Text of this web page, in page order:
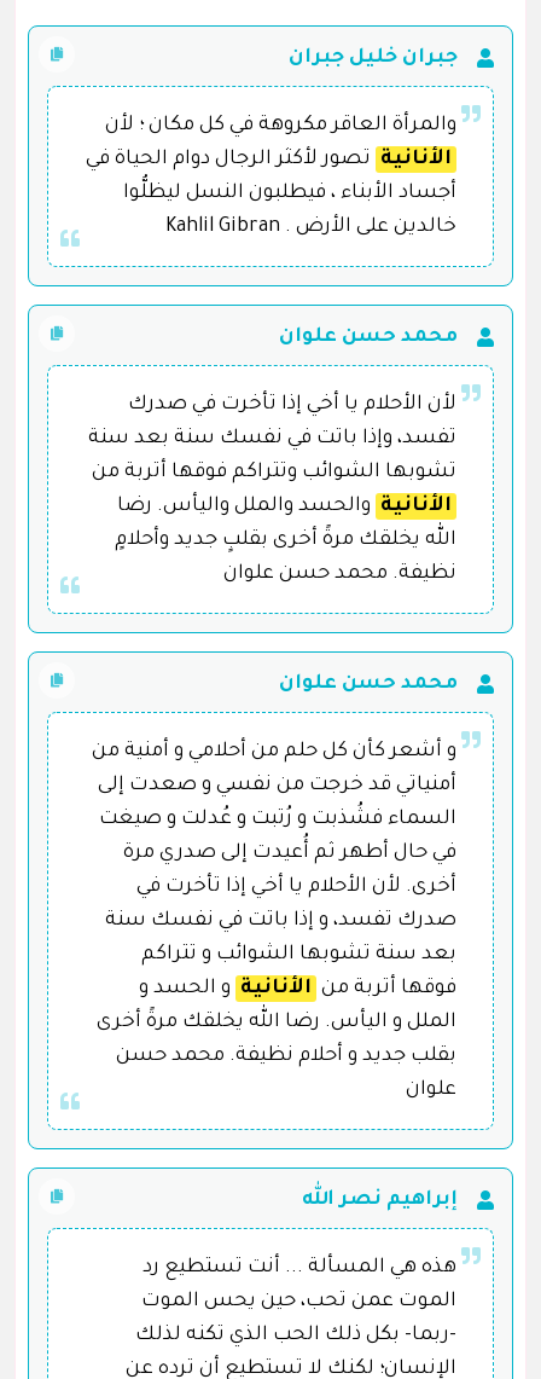
جبران خليل جبران
والمرأة العاقر مكروهة في كل مكان ؛ لأن
الأنانية
تصور لأكثر الرجال دوام الحياة في
أجساد الأبناء ، فيطلبون النسل ليظلُّوا
خالدين على الأرض . Kahlil Gibran
محمد حسن علوان
لأن الأحلام يا أخي إذا تأخرت في صدرك
تفسد، وإذا باتت في نفسك سنة بعد سنة
تشوبها الشوائب وتتراكم فوقها أتربة من
الأنانية والحسد والملل واليأس. رضا
الله يخلقك مرةً أخرى بقلبٍ جديد وأحلامٍ
نظيفة. محمد حسن علوان
محمد حسن علوان
و أشعر كأن كل حلم من أحلامي و أمنية من
أمنياتي قد خرجت من نفسي و صعدت إلى
السماء فشُذبت و رُتبت و عُدلت و صيغت
في حال أطهر ثم أُعيدت إلى صدري مرة
أخرى. لأن الأحلام يا أخي إذا تأخرت في
صدرك تفسد، و إذا باتت في نفسك سنة
بعد سنة تشوبها الشوائب و تتراكم
فوقها أتربة من الأنانية و الحسد و
الملل و اليأس. رضا الله يخلقك مرةً أخرى
بقلب جديد و أحلام نظيفة. محمد حسن
علوان
إبراهيم نصر الله
هذه هي المسألة ... أنت تستطيع رد
الموت عمن تحب، حين يحس الموت
-ربما- بكل ذلك الحب الذي تكنه لذلك
الإنسان؛ لكنك لا تستطيع أن ترده عن